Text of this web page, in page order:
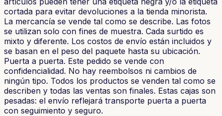
cortada para evitar devoluciones a la tienda minorista.
La mercancía se vende tal como se describe. Las fotos
se utilizan solo con fines de muestra. Cada surtido es
mixto y diferente. Los costos de envío están incluidos y
se basan en el peso del paquete hasta su ubicación.
Puerta a puerta. Este pedido se vende con
confidencialidad. No hay reembolsos ni cambios de
ningún tipo. Todos los productos se venden tal como se
describen y todas las ventas son finales. Estas cajas son
pesadas: el envío reflejará transporte puerta a puerta
con seguimiento y seguro.